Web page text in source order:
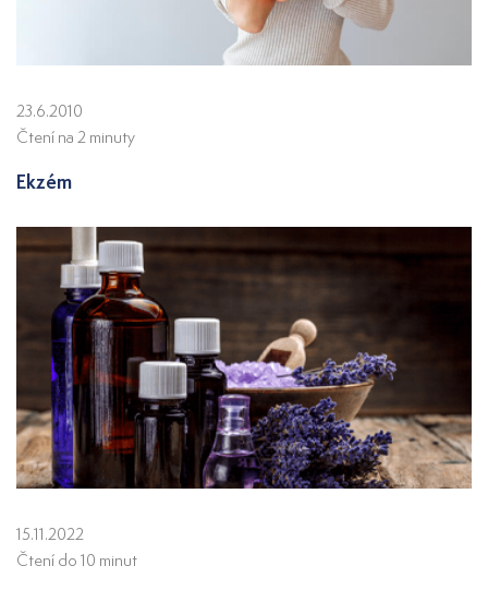
23.6.2010
Čtení na 2 minuty
Ekzém
15.11.2022
Čtení do 10 minut